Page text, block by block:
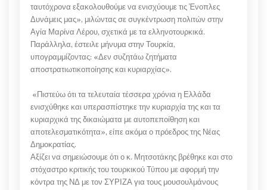
ταυτόχρονα εξακολουθούμε να ενισχύουμε τις Ένοπλες
Δυνάμεις μας», μιλώντας σε συγκέντρωση πολιτών στην
Αγία Μαρίνα Λέρου, σχετικά με τα ελληνοτουρκικά.
Παράλληλα, έστειλε μήνυμα στην Τουρκία,
υπογραμμίζοντας: «Δεν συζητάω ζητήματα
αποστρατιωτικοποίησης και κυριαρχίας».
«Πιστεύω ότι τα τελευταία τέσσερα χρόνια η Ελλάδα
ενισχύθηκε και υπερασπίστηκε την κυριαρχία της και τα
κυριαρχικά της δικαιώματα με αυτοπεποίθηση και
αποτελεσματικότητα», είπε ακόμα ο πρόεδρος της Νέας
Δημοκρατίας.
Αξίζει να σημειώσουμε ότι ο κ. Μητσοτάκης βρέθηκε και στο
στόχαστρο κριτικής του τουρκικού Τύπου με αφορμή την
κόντρα της ΝΔ με τον ΣΥΡΙΖΑ για τους μουσουλμάνους